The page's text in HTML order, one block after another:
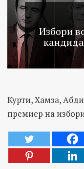
Избори
Курти, Хамза,
премиер на